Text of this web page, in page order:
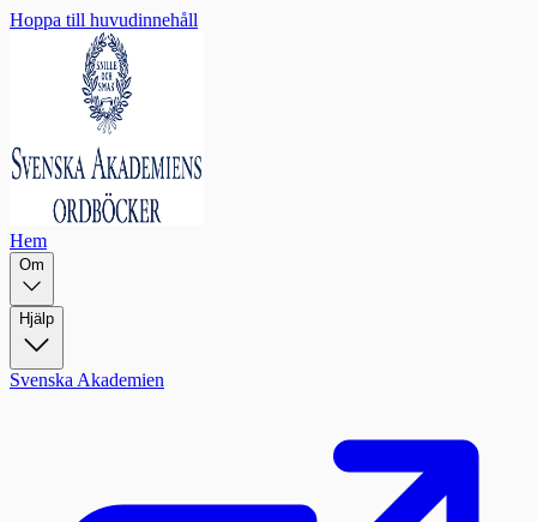
Hoppa till huvudinnehåll
Hem
Om
Hjälp
Svenska Akademien